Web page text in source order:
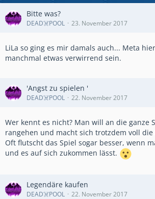
Bitte was?
DEAD☠️POOL 23. November 2017
LiLa so ging es mir damals auch... Meta
manchmal etwas verwirrend sein.
'Angst zu spielen '
DEAD☠️POOL 22. November 2017
Wer kennt es nicht? Man will an die ganze
rangehen und macht sich trotzdem voll
Oft flutscht das Spiel sogar besser, wenn
und es auf sich zukommen lässt.
Legendäre kaufen
DEAD☠️POOL 22. November 2017